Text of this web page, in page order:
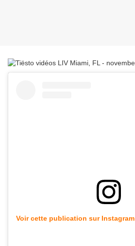
Voir cette publication sur Instagram